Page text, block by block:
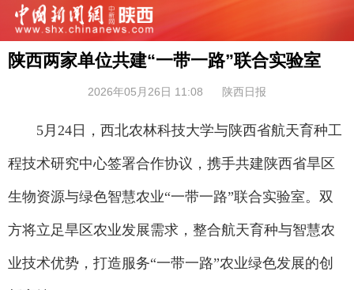
陕西两家单位共建“一带一路”联合实验室
2026年05月26日 11:08 陕西日报
5月24日，西北农林科技大学与陕西省航天育种工
程技术研究中心签署合作协议，携手共建陕西省旱区
生物资源与绿色智慧农业“一带一路”联合实验室。双
方将立足旱区农业发展需求，整合航天育种与智慧农
业技术优势，打造服务“一带一路”农业绿色发展的创